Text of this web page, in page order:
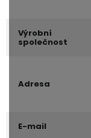
Výrobní
společnost
Adresa
E-mail